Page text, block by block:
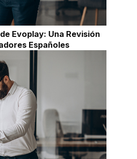
Evoplay: Una Revisión
Españoles